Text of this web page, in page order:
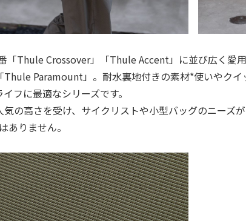
「Thule Crossover」「Thule Accent」に並び広く愛
Thule Paramount」。耐⽔裏地付きの素材*使いやク
フに最適なシリーズです。
の高さを受け、サイクリストや小型バッグのニーズ
ありません。